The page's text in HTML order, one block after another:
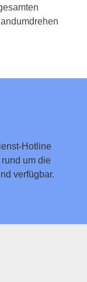
Hotline
um die
verfügbar.